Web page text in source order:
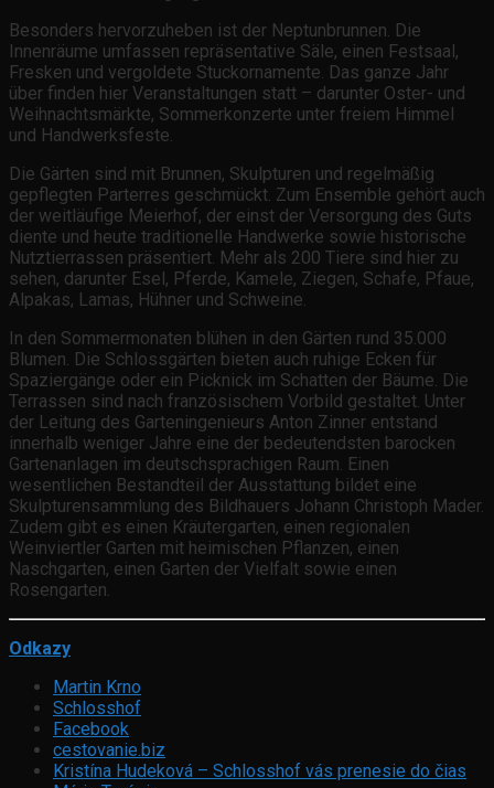
Besonders hervorzuheben ist der Neptunbrunnen. Die
Innenräume umfassen repräsentative Säle, einen Festsaal,
Fresken und vergoldete Stuckornamente. Das ganze Jahr
über finden hier Veranstaltungen statt – darunter Oster- und
Weihnachtsmärkte, Sommerkonzerte unter freiem Himmel
und Handwerksfeste.
Die Gärten sind mit Brunnen, Skulpturen und regelmäßig
gepflegten Parterres geschmückt. Zum Ensemble gehört auch
der weitläufige Meierhof, der einst der Versorgung des Guts
diente und heute traditionelle Handwerke sowie historische
Nutztierrassen präsentiert. Mehr als 200 Tiere sind hier zu
sehen, darunter Esel, Pferde, Kamele, Ziegen, Schafe, Pfaue,
Alpakas, Lamas, Hühner und Schweine.
In den Sommermonaten blühen in den Gärten rund 35.000
Blumen. Die Schlossgärten bieten auch ruhige Ecken für
Spaziergänge oder ein Picknick im Schatten der Bäume. Die
Terrassen sind nach französischem Vorbild gestaltet. Unter
der Leitung des Garteningenieurs Anton Zinner entstand
innerhalb weniger Jahre eine der bedeutendsten barocken
Gartenanlagen im deutschsprachigen Raum. Einen
wesentlichen Bestandteil der Ausstattung bildet eine
Skulpturensammlung des Bildhauers Johann Christoph Mader.
Zudem gibt es einen Kräutergarten, einen regionalen
Weinviertler Garten mit heimischen Pflanzen, einen
Naschgarten, einen Garten der Vielfalt sowie einen
Rosengarten.
Odkazy
Martin Krno
Schlosshof
Facebook
cestovanie.biz
Kristína Hudeková – Schlosshof vás prenesie do čias